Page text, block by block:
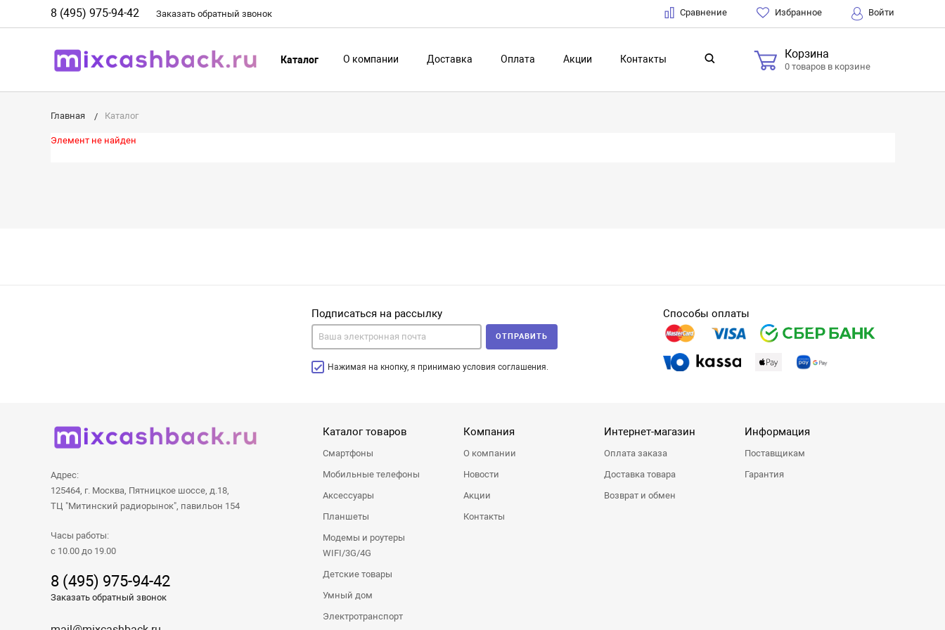
8 (495) 975-94-42 Заказать обратный звонок Сравнение Избранное Войти
Каталог О компании Доставка Оплата Акции Контакты Корзина
0 товаров в корзине
Главная Каталог
Элемент не найден
Подписаться на рассылку
Нажимая на кнопку, я принимаю условия соглашения.
ОТПРАВИТЬ
Способы оплаты
Адрес:
125464, г. Москва, Пятницкое шоссе, д.18,
ТЦ "Митинский радиорынок", павильон 154
Часы работы:
с 10.00 до 19.00
8 (495) 975-94-42
Заказать обратный звонок
Каталог товаров
Смартфоны
Мобильные телефоны
Аксессуары
Планшеты
Модемы и роутеры
WIFI/3G/4G
Детские товары
Умный дом
Электротранспорт
Компания
О компании
Новости
Акции
Контакты
Интернет-магазин
Оплата заказа
Доставка товара
Возврат и обмен
Информация
Поставщикам
Гарантия